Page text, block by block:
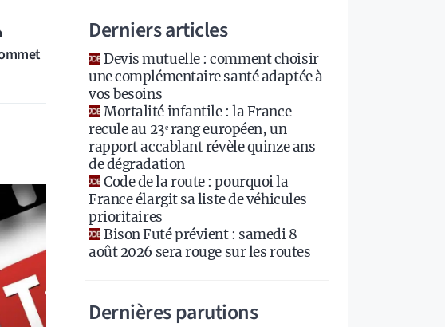
Derniers articles
Devis mutuelle : comment choisir
une complémentaire santé adaptée à
vos besoins
Mortalité infantile : la France
recule au 23ᵉ rang européen, un
rapport accablant révèle quinze ans
de dégradation
Code de la route : pourquoi la
France élargit sa liste de véhicules
prioritaires
Bison Futé prévient : samedi 8
août 2026 sera rouge sur les routes
Dernières parutions